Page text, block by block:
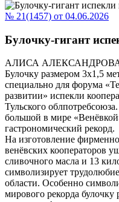
№ 21(1457) от 04.06.2026
Булочку-гигант
АЛИСА
Булочку размером 3х1,5
специально для форума
развитии» испекли
Тульского
большой в мире
гастрономический рекорд.
На изготовление
венёвских кооператоров
сливочного масла и 13
символизирует
области. Особенно
мирового рекорда